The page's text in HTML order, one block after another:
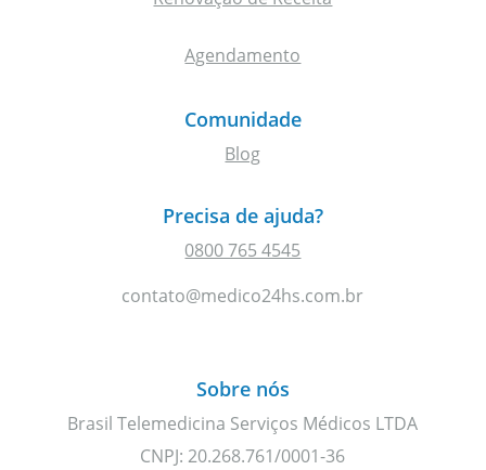
Agendamento
Comunidade
Blog
Precisa de ajuda?
0800 765 4545
contato@medico24hs.com.br
Sobre nós
Brasil Telemedicina Serviços Médicos LTDA
CNPJ: 20.268.761/0001-36